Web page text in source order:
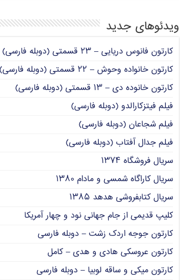
ویدئوهای جدید
کارتون فانوس دریایی – ۲۳ قسمتی (دوبله فارسی)
کارتون خانواده وحوش – ۲۲ قسمتی (دوبله فارسی)
کارتون خانوده دی – ۱۳ قسمتی (دوبله فارسی)
فیلم فیتزکارالدو (دوبله فارسی)
فیلم شجاعان (دوبله فارسی)
فیلم جدال آفتاب (دوبله فارسی)
سریال فروشگاه ۱۳۷۴
سریال کاراگاه شمسی و مادام ۱۳۸۰
سریال کتابفروشی هدهد ۱۳۸۵
کلیپ قدیمی از جام جهانی نود و چهار آمریکا
کارتون جوجه اردک زشت – دوبله فارسی
کارتون عروسکی هادی و هدی – کامل
کارتون میکی و ساقه لوبیا – دوبله فارسی